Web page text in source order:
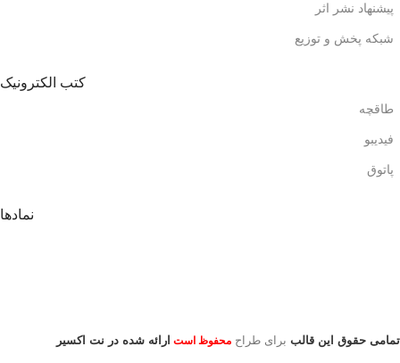
پیشنهاد نشر اثر
شبکه پخش و توزیع
کتب الکترونیک
طاقچه
فیدیبو
پاتوق
نمادها
تمامی حقوق این قالب برای طراح محفوظ است ارائه شده در نت اکسیر